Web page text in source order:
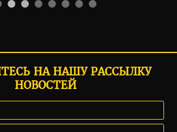
НА НАШУ РАССЫЛКУ
НОВОСТЕЙ